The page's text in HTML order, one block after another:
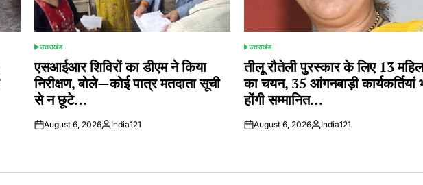
POSTED
IN
उत्तराखंड
एसआईआर शिविरों का डीएम ने किया
निरीक्षण, बोले—कोई पात्र मतदाता सूची
से न छूटे…
August 6, 2026Posted
India121
POSTED
IN
उत्तराखंड
तीलू रौतेली पुरस्कार के लिए 13
का चयन, 35 आंगनबाड़ी कार्यकर्तियां
होंगी सम्मानित…
August 6, 2026Posted
India121